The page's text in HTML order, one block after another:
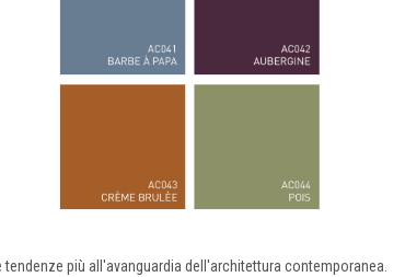
più all'avanguardia dell'architettura contemporanea.